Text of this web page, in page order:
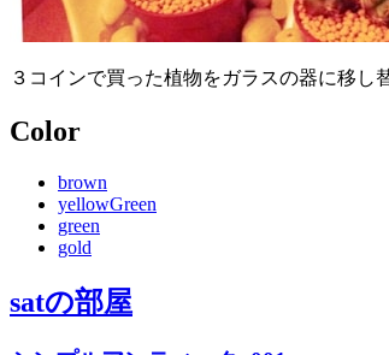
３コインで買った植物をガラスの器に移し
Color
brown
yellowGreen
green
gold
satの部屋